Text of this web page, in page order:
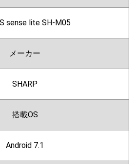
sense lite SH-M05
メーカー
SHARP
搭載OS
Android 7.1